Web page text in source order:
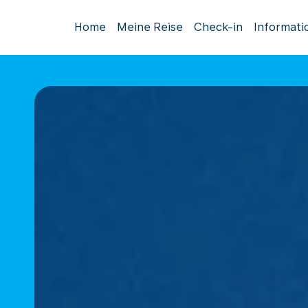
Home Meine Reise Check-in